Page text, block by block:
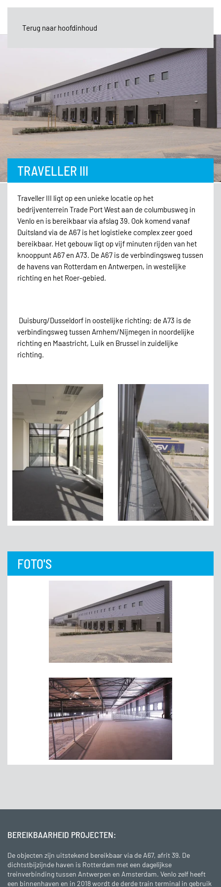
Terug naar hoofdinhoud
TRAVELLER III
Traveller III ligt op een unieke locatie op het
bedrijventerrein Trade Port West aan de columbusweg in
Venlo en is bereikbaar via afslag 39. Ook komend vanaf
Duitsland via de A67 is het logistieke complex zeer goed
bereikbaar. Het gebouw ligt op vijf minuten rijden van het
knooppunt A67 en A73. De A67 is de verbindingsweg tussen
de havens van Rotterdam en Antwerpen, in westelijke
richting en het Roer-gebied.
Duisburg/Dusseldorf in oostelijke richting; de A73 is de
verbindingsweg tussen Arnhem/Nijmegen in noordelijke
richting en Maastricht, Luik en Brussel in zuidelijke
richting.
FOTO'S
BEREIKBAARHEID PROJECTEN:
De objecten zijn uitstekend bereikbaar via de A67, afrit 39. De
dichtstbijzijnde haven is Rotterdam met een dagelijkse
treinverbinding tussen Antwerpen en Amsterdam. Venlo zelf heeft
een binnenhaven en in 2018 wordt de derde train terminal in gebruik